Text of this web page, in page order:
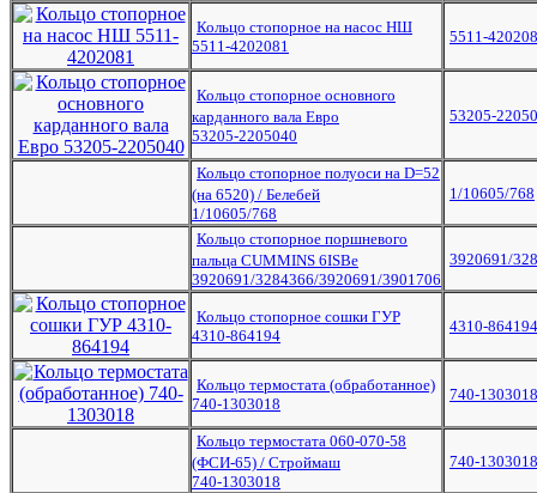
Кольцо стопорное на насос НШ
5511-4202081
5511-
Кольцо стопорное основного
карданного вала Евро
53205-2205040
53205-
Кольцо стопорное полуоси на D=52
(на 6520) / Белебей
1/10605/768
1/10605/768
Кольцо стопорное поршневого
пальца CUMMINS 6ISBe
3920691/3284366/3920691/3901706
3920691/
Кольцо стопорное сошки ГУР
4310-864194
4310-864194
Кольцо термостата (обработанное)
740-1303018
740-1303018
Кольцо термостата 060-070-58
(ФСИ-65) / Строймаш
740-1303018
740-1303018